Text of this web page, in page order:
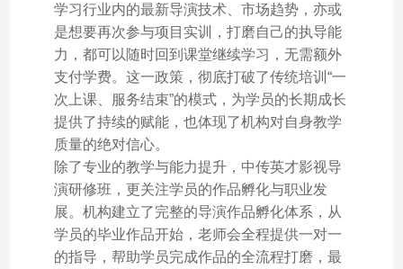
学习行业内的最新导演技术、市场趋势，亦或
是想要再次参与项目实训，打磨自己的执导能
力，都可以随时回到课堂继续学习，无需额外
支付学费。这一政策，彻底打破了传统培训“一
次上课、服务结束”的模式，为学员的长期成长
提供了持续的赋能，也体现了机构对自身教学
质量的绝对信心。
除了专业的教学与能力提升，中传英才影视导
演研修班，更关注学员的作品孵化与职业发
展。机构建立了完整的导演作品孵化体系，从
学员的毕业作品开始，老师会全程提供一对一
的指导，帮助学员完成作品的全流程打磨，最